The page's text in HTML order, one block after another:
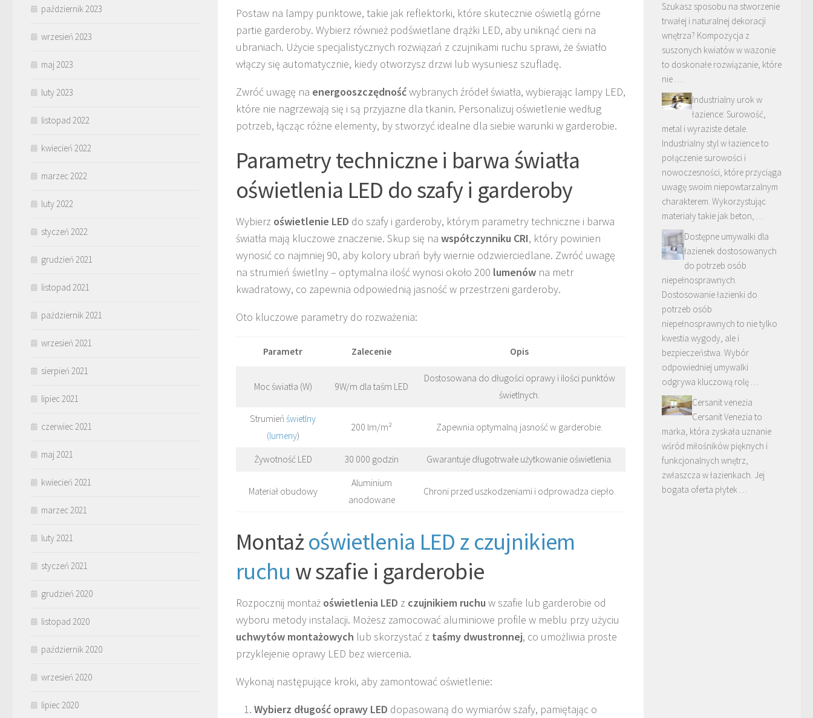
Postaw na lampy punktowe, takie jak reflektorki, które skutecznie oświetlą górne
partie garderoby. Wybierz również podświetlane drążki LED, aby uniknąć cieni na
ubraniach. Użycie specjalistycznych rozwiązań z czujnikami ruchu sprawi, że światło
włączy się automatycznie, kiedy otworzysz drzwi lub wysuniesz szufladę.
Zwróć uwagę na energooszczędnośćwybranych źródeł światła, wybierając lampy LED,
które nie nagrzewają się i są przyjazne dla tkanin. Personalizuj oświetlenie według
potrzeb, łącząc różne elementy, by stworzyć idealne dla siebie warunki w garderobie.
Parametry techniczne i barwa światła
oświetlenia LED do szafy i garderoby
Wybierz oświetlenie LED do szafy i garderoby, którym parametry techniczne i barwa
światła mają kluczowe znaczenie. Skup się na współczynniku CRI, który powinien
wynosić co najmniej 90, aby kolory ubrań były wiernie odzwierciedlane. Zwróć uwagę
na strumień świetlny – optymalna ilość wynosi około 200 lumenów na metr
kwadratowy, co zapewnia odpowiednią jasność w przestrzeni garderoby.
Oto kluczowe parametry do rozważenia:
Parametr Zalecenie Opis
Moc światła (W) 9W/m dla taśm LED
Dostosowana do długości oprawy i ilości punktów
świetlnych.
Strumień świetlny
(lumeny)
200 lm/m² Zapewnia optymalną jasność w garderobie.
Żywotność LED 30 000 godzin Gwarantuje długotrwałe użytkowanie oświetlenia.
Materiał obudowy
Aluminium
anodowane
Chroni przed uszkodzeniami i odprowadza ciepło.
Montażoświetlenia LED z czujnikiem
ruchu w szafie i garderobie
Rozpocznij montaż oświetlenia LED z czujnikiem ruchu w szafie lub garderobie od
wyboru metody instalacji. Możesz zamocować aluminiowe profile w meblu przy użyciu
uchwytów montażowych lub skorzystać z taśmy dwustronnej, co umożliwia proste
przyklejenie oprawy LED bez wiercenia.
Wykonaj następujące kroki, aby zamontować oświetlenie:
Wybierz długość oprawy LED dopasowaną do wymiarów szafy, pamiętając o
październik 2023
wrzesień 2023
maj 2023
luty 2023
listopad 2022
kwiecień 2022
marzec 2022
luty 2022
styczeń 2022
grudzień 2021
listopad 2021
październik 2021
wrzesień 2021
sierpień 2021
lipiec 2021
czerwiec 2021
maj 2021
kwiecień 2021
marzec 2021
luty 2021
styczeń 2021
grudzień 2020
listopad 2020
październik 2020
wrzesień 2020
lipiec 2020
Szukasz sposobu na stworzenie
trwałej i naturalnej dekoracji
wnętrza? Kompozycja z
suszonych kwiatów w wazonie
to doskonałe rozwiązanie, które
nie …
Industrialny urok w
łazience: Surowość,
metal i wyraziste detale.
Industrialny styl w łazience to
połączenie surowości i
nowoczesności, które przyciąga
uwagę swoim niepowtarzalnym
charakterem. Wykorzystując
materiały takie jak beton, …
Dostępne umywalki dla
łazienek dostosowanych
do potrzeb osób
niepełnosprawnych.
Dostosowanie łazienki do
potrzeb osób
niepełnosprawnych to nie tylko
kwestia wygody, ale i
bezpieczeństwa. Wybór
odpowiedniej umywalki
odgrywa kluczową rolę …
Cersanit venezia
Cersanit Venezia to
marka, która zyskała uznanie
wśród miłośników pięknych i
funkcjonalnych wnętrz,
zwłaszcza w łazienkach. Jej
bogata oferta płytek …